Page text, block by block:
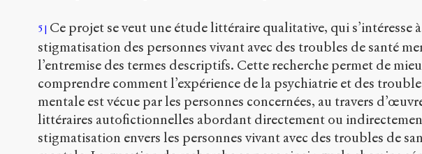
5
Ce projet se veut une étude littéraire qualitative, qui s’intéresse
stigmatisation des personnes vivant avec des troubles de santé
l’entremise des termes descriptifs. Cette recherche permet de
comprendre comment l’expérience de la psychiatrie et des
mentale est vécue par les personnes concernées, au travers
littéraires autofictionnelles abordant directement ou
stigmatisation envers les personnes vivant avec des troubles de